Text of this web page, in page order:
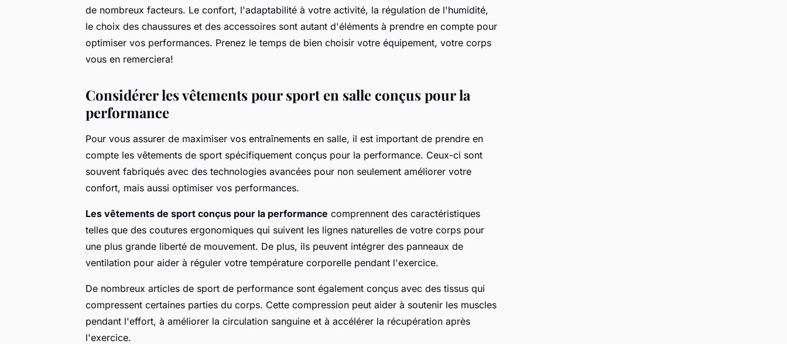
de nombreux facteurs. Le confort, l'adaptabilité à votre activité, la régulation de l'humidité,
le choix des chaussures et des accessoires sont autant d'éléments à prendre en compte pour
optimiser vos performances. Prenez le temps de bien choisir votre équipement, votre corps
vous en remerciera!
Considérer les vêtements pour sport en salle conçus pour la
performance
Pour vous assurer de maximiser vos entraînements en salle, il est important de prendre en
compte les vêtements de sport spécifiquement conçus pour la performance. Ceux-ci sont
souvent fabriqués avec des technologies avancées pour non seulement améliorer votre
confort, mais aussi optimiser vos performances.
Les vêtements de sport conçus pour la performance comprennent des caractéristiques
telles que des coutures ergonomiques qui suivent les lignes naturelles de votre corps pour
une plus grande liberté de mouvement. De plus, ils peuvent intégrer des panneaux de
ventilation pour aider à réguler votre température corporelle pendant l'exercice.
De nombreux articles de sport de performance sont également conçus avec des tissus qui
compressent certaines parties du corps. Cette compression peut aider à soutenir les muscles
pendant l'effort, à améliorer la circulation sanguine et à accélérer la récupération après
l'exercice.